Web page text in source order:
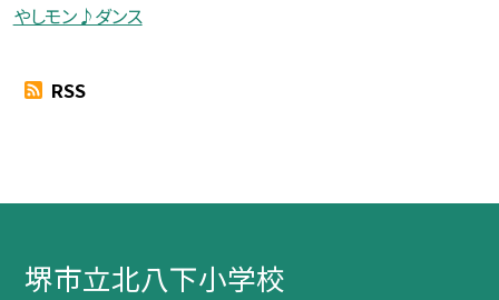
やしモン♪ダンス
RSS
堺市立北八下小学校